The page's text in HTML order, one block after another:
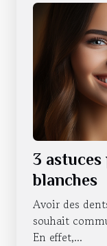
3
blanches
Avoir des
souhait
En effet,...